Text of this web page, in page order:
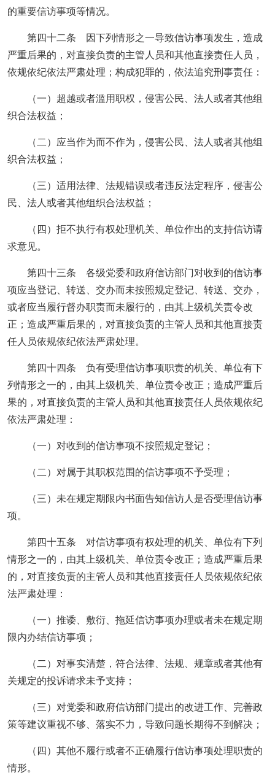
的重要信访事项等情况。
第四十二条 因下列情形之一导致信访事项发生，造成
严重后果的，对直接负责的主管人员和其他直接责任人员，
依规依纪依法严肃处理；构成犯罪的，依法追究刑事责任：
（一）超越或者滥用职权，侵害公民、法人或者其他组
织合法权益；
（二）应当作为而不作为，侵害公民、法人或者其他组
织合法权益；
（三）适用法律、法规错误或者违反法定程序，侵害公
民、法人或者其他组织合法权益；
（四）拒不执行有权处理机关、单位作出的支持信访请
求意见。
第四十三条 各级党委和政府信访部门对收到的信访事
项应当登记、转送、交办而未按照规定登记、转送、交办，
或者应当履行督办职责而未履行的，由其上级机关责令改
正；造成严重后果的，对直接负责的主管人员和其他直接责
任人员依规依纪依法严肃处理。
第四十四条 负有受理信访事项职责的机关、单位有下
列情形之一的，由其上级机关、单位责令改正；造成严重后
果的，对直接负责的主管人员和其他直接责任人员依规依纪
依法严肃处理：
（一）对收到的信访事项不按照规定登记；
（二）对属于其职权范围的信访事项不予受理；
（三）未在规定期限内书面告知信访人是否受理信访事
项。
第四十五条 对信访事项有权处理的机关、单位有下列
情形之一的，由其上级机关、单位责令改正；造成严重后果
的，对直接负责的主管人员和其他直接责任人员依规依纪依
法严肃处理：
（一）推诿、敷衍、拖延信访事项办理或者未在规定期
限内办结信访事项；
（二）对事实清楚，符合法律、法规、规章或者其他有
关规定的投诉请求未予支持；
（三）对党委和政府信访部门提出的改进工作、完善政
策等建议重视不够、落实不力，导致问题长期得不到解决；
（四）其他不履行或者不正确履行信访事项处理职责的
情形。